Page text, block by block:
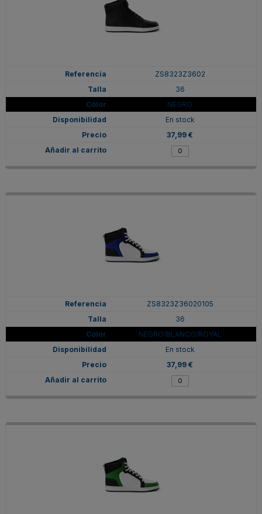
ZS8323Z3602
36
NEGRO
En stock
37,99 €
ZS8323Z36020105
36
NEGRO/BLANCO/ROYAL
En stock
37,99 €